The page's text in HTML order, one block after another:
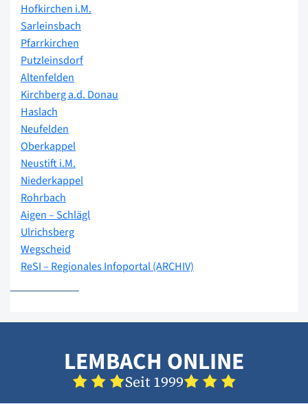
Hofkirchen i.M.
Sarleinsbach
Pfarrkirchen
Putzleinsdorf
Altenfelden
Kirchberg a.d. Donau
Haslach
Neufelden
Oberkappel
Neustift i.M.
Niederkappel
Rohrbach
Aigen – Schlägl
Ulrichsberg
Wegscheid
ReSI – Regionales Infoportal (ARCHIV)
LEMBACH ONLINE
Seit 1999